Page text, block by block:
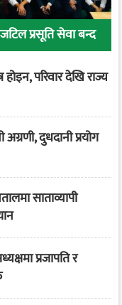
प्रसूति सेवा बन्द
परिवार देखि राज्य
दुधदानी प्रयोग
साताव्यापी
प्रजापति र